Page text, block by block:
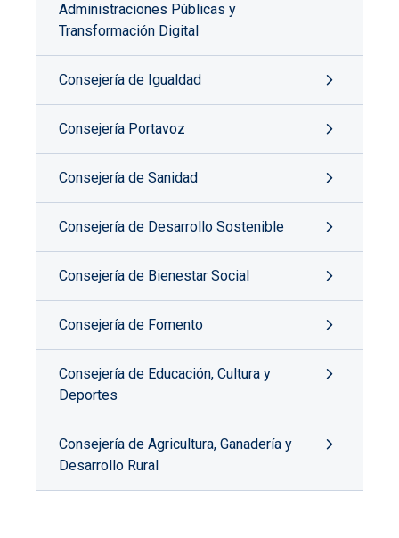
Administraciones Públicas y
Transformación Digital
Consejería de Igualdad
Consejería Portavoz
Consejería de Sanidad
Consejería de Desarrollo Sostenible
Consejería de Bienestar Social
Consejería de Fomento
Consejería de Educación, Cultura y
Deportes
Consejería de Agricultura, Ganadería y
Desarrollo Rural